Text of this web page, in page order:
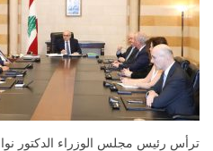
ترأس رئيس مجلس الوزراء الدكتور